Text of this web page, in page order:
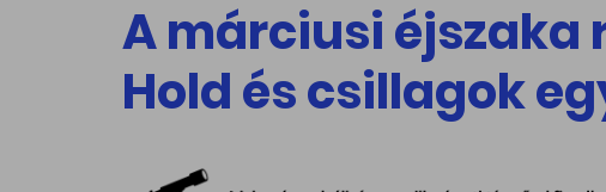
A márciusi éjszaka
Hold és csillagok